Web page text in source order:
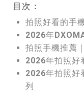
目次：
拍照好看的手
2026年
拍照手機推薦
2026年拍照
2026年拍照
列